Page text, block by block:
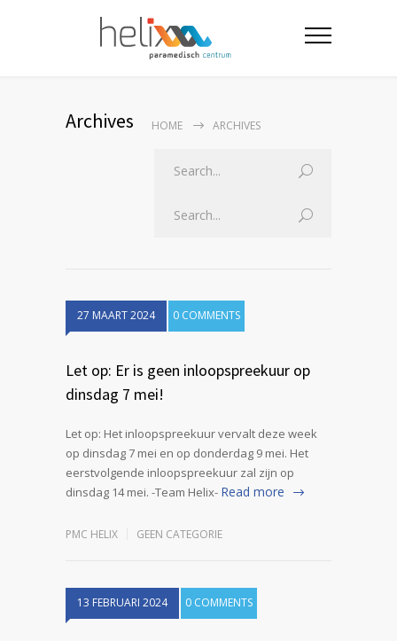
Archives HOME ARCHIVES
27 MAART 2024 0 COMMENTS
Let op: Er is geen inloopspreekuur op
dinsdag 7 mei!
Let op: Het inloopspreekuur vervalt deze week
op dinsdag 7 mei en op donderdag 9 mei. Het
eerstvolgende inloopspreekuur zal zijn op
dinsdag 14 mei. -Team Helix- Read more
PMC HELIX GEEN CATEGORIE
13 FEBRUARI 2024 0 COMMENTS